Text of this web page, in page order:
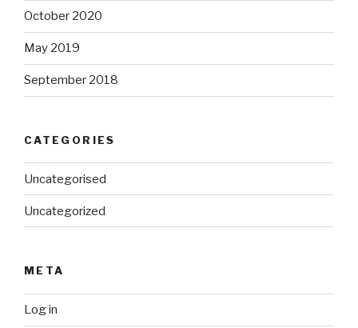
October 2020
May 2019
September 2018
CATEGORIES
Uncategorised
Uncategorized
META
Log in